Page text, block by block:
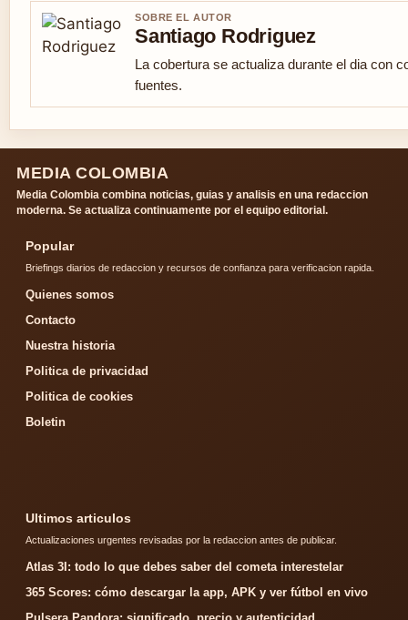
SOBRE EL AUTOR
Santiago Rodriguez
La cobertura se actualiza durante el dia con
fuentes.
MEDIA COLOMBIA
Media Colombia combina noticias, guias y analisis en una redaccion
moderna. Se actualiza continuamente por el equipo editorial.
Popular
Briefings diarios de redaccion y recursos de confianza para verificacion rapida.
Quienes somos
Contacto
Nuestra historia
Politica de privacidad
Politica de cookies
Boletin
Ultimos articulos
Actualizaciones urgentes revisadas por la redaccion antes de publicar.
Atlas 3I: todo lo que debes saber del cometa interestelar
365 Scores: cómo descargar la app, APK y ver fútbol en vivo